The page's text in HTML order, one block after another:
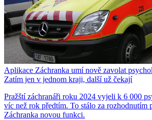
Aplikace Záchranka umí nově zavolat
Zatím jen v jednom kraji, další už čekají
Pražští záchranáři roku 2024 vyjeli k 6 000
víc než rok předtím. To stálo za rozhodnutím
Záchranka novou funkci.